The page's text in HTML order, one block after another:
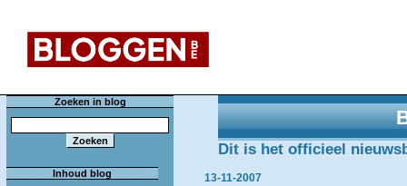
Zoeken in blog
Inhoud blog
Dit is het officieel
13-11-2007